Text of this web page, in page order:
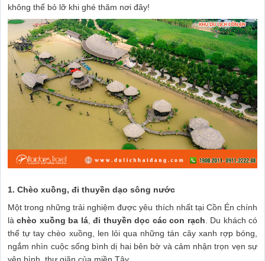
không thể bỏ lỡ khi ghé thăm nơi đây!
1. Chèo xuồng, đi thuyền dạo sông nước
Một trong những trải nghiệm được yêu thích nhất tại Cồn Én chính
làchèo xuồng ba lá,đi thuyền dọc các con rạch. Du khách có
thể tự tay chèo xuồng, len lỏi qua những tán cây xanh rợp bóng,
ngắm nhìn cuộc sống bình dị hai bên bờ và cảm nhận trọn vẹn sự